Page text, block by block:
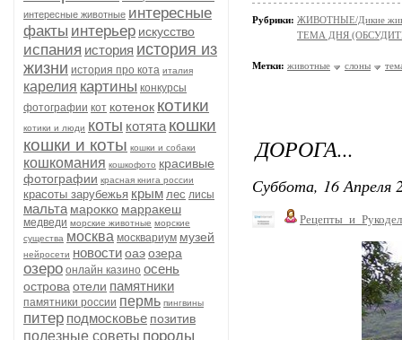
интересные животные интересные
факты интерьер искусство
испания история история из
жизни история про кота италия
карелия картины конкурсы
фотографии кот котенок котики
котики и люди коты котята кошки
кошки и коты кошки и собаки
кошкомания кошкофото красивые
фотографии красная книга россии
красоты зарубежья крым лес лисы
мальта марокко марракеш
медведи морские животные морские
существа москва москвариум музей
нейросети новостиоаэозера
озеро онлайн казино осень
острова отели памятники
памятники россии пермь пингвины
питер подмосковье позитив
полезные советы породы
Рубрики: ЖИВОТНЫЕ/Дикие
ТЕМА ДНЯ
Метки: животные слоны
ДОРОГА...
Суббота, 16 Апреля